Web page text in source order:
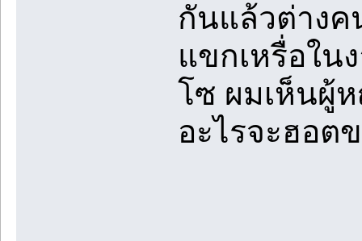
กันแล้วต่างค
แขกเหรื่อใน
โซ ผมเห็นผู้
อะไรจะฮอ